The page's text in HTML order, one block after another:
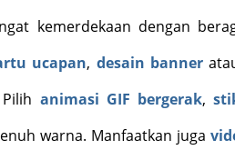
kemerdekaan dengan
ucapan, desain banner
animasi GIF bergerak,
warna. Manfaatkan juga